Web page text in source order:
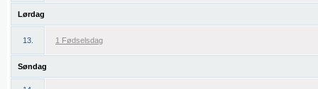
Lørdag
13. 1 Fødselsdag
Søndag